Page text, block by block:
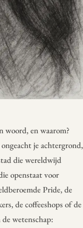
woord, en waarom?
je achtergrond,
die wereldwijd
openstaat voor
Pride, de
de coffeeshops of de
wetenschap: